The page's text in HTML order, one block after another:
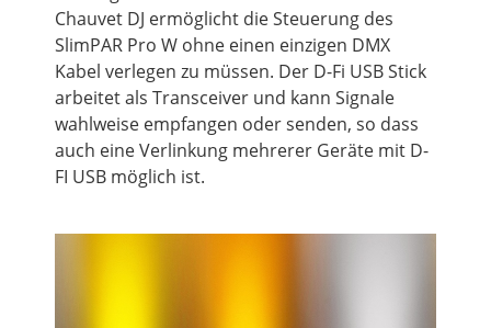
Chauvet DJ ermöglicht die Steuerung des
SlimPAR Pro W ohne einen einzigen DMX
Kabel verlegen zu müssen. Der D-Fi USB Stick
arbeitet als Transceiver und kann Signale
wahlweise empfangen oder senden, so dass
auch eine Verlinkung mehrerer Geräte mit D-
FI USB möglich ist.